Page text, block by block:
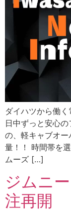
ダイハツから働
日中ずっと安心
の、軽キャブオ
量！！ 時間帯を
ムーズ […]
ジムニ
注再開